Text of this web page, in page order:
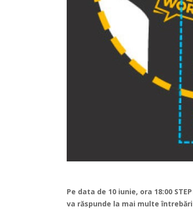
Pe data de 10 iunie, ora 18:00
va răspunde la mai multe